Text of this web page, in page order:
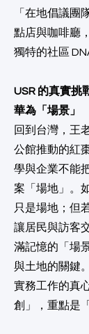
「在地倡議團
點店與咖啡廳
獨特的社區
USR 的真實挑
華為「場景」
回到台灣，王
公館推動的紅
學與企業不能
案「場地」。
只是場地；但
讓居民與訪客
滿記憶的「場
與土地的關鍵。
實務工作的真
創」，重點是